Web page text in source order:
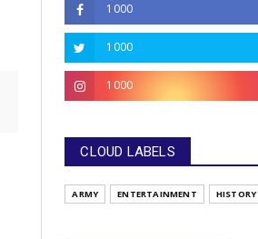
1000
1000
1000
CLOUD LABELS
ARMY ENTERTAINMENT HISTORY